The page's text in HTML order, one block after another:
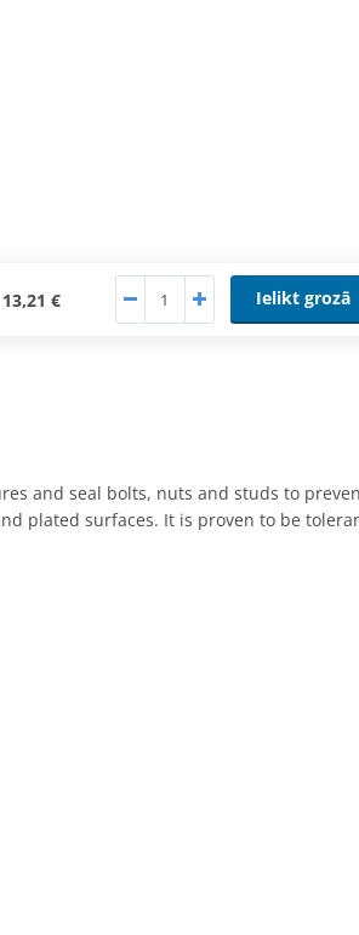
13,21 € Ielikt grozā
and seal bolts, nuts and studs to
plated surfaces. It is proven to be